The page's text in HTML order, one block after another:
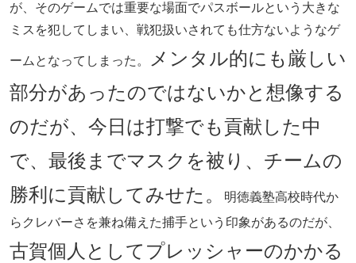
が、そのゲームでは重要な場面でパスボールという大きな
ミスを犯してしまい、戦犯扱いされても仕方ないようなゲ
ームとなってしまった。
メンタル的にも厳しい
部分があったのではないかと想像する
のだが、今日は打撃でも貢献した中
で、最後までマスクを被り、チームの
勝利に貢献してみせた。
明徳義塾高校時代か
らクレバーさを兼ね備えた捕手という印象があるのだが、
古賀個人としてプレッシャーのかかる